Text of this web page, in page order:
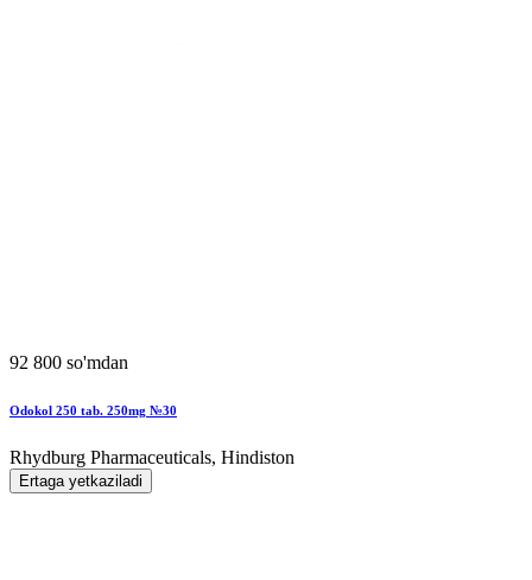
92 800 so'mdan
Odokol 250 tab. 250mg №30
Rhydburg Pharmaceuticals, Hindiston
Ertaga yetkaziladi